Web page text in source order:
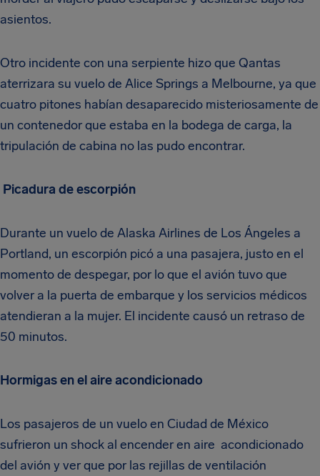
asientos.
Otro incidente con una serpiente hizo que Qantas
aterrizara su vuelo de Alice Springs a Melbourne, ya que
cuatro pitones habían desaparecido misteriosamente de
un contenedor que estaba en la bodega de carga, la
tripulación de cabina no las pudo encontrar.
Picadura de escorpión
Durante un vuelo de Alaska Airlines de Los Ángeles a
Portland, un escorpión picó a una pasajera, justo en el
momento de despegar, por lo que el avión tuvo que
volver a la puerta de embarque y los servicios médicos
atendieran a la mujer. El incidente causó un retraso de
50 minutos.
Hormigas en el aire acondicionado
Los pasajeros de un vuelo en Ciudad de México
sufrieron un shock al encender en aire acondicionado
del avión y ver que por las rejillas de ventilación